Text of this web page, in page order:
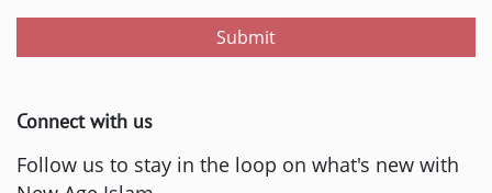
Submit
Connect with us
Follow us to stay in the loop on what's new with